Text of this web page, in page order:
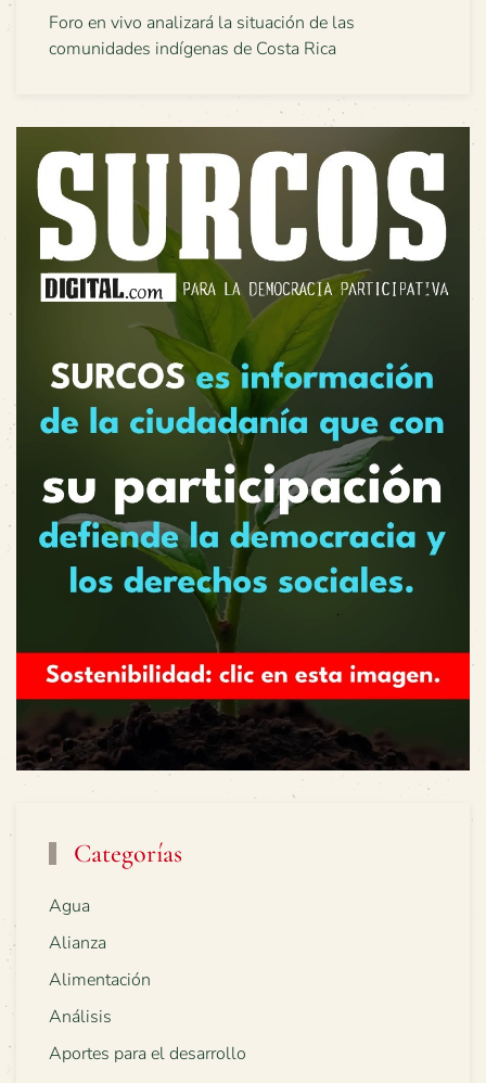
Foro en vivo analizará la situación de las
comunidades indígenas de Costa Rica
Categorías
Agua
Alianza
Alimentación
Análisis
Aportes para el desarrollo